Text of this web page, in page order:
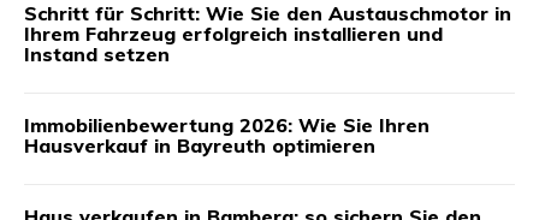
Schritt für Schritt: Wie Sie den Austauschmotor in
Ihrem Fahrzeug erfolgreich installieren und
Instand setzen
Immobilienbewertung 2026: Wie Sie Ihren
Hausverkauf in Bayreuth optimieren